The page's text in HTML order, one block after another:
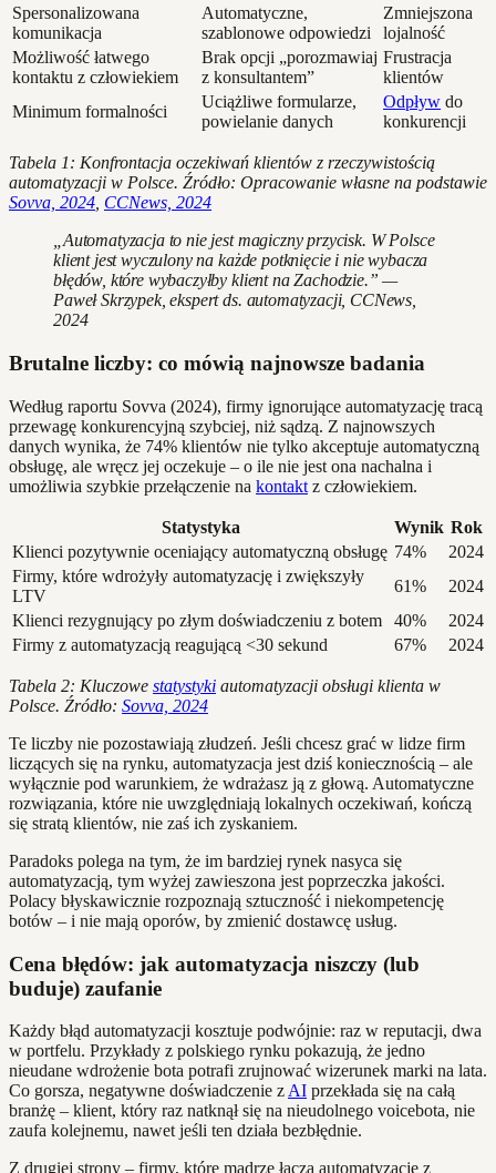
Spersonalizowana
komunikacja
Automatyczne,
szablonowe odpowiedzi
Zmniejszona
lojalność
Możliwość łatwego
kontaktu z człowiekiem
Brak opcji „porozmawiaj
z konsultantem”
Frustracja
klientów
Minimum formalności
Uciążliwe formularze,
powielanie danych
Odpływ do
konkurencji
Tabela 1: Konfrontacja oczekiwań klientów z rzeczywistością
automatyzacji w Polsce. Źródło: Opracowanie własne na podstawie
Sovva, 2024 CCNews, 2024
„Automatyzacja to nie jest magiczny przycisk. W Polsce
klient jest wyczulony na każde potknięcie i nie wybacza
błędów, które wybaczyłby klient na Zachodzie.” —
Paweł Skrzypek, ekspert ds. automatyzacji, CCNews,
2024
Brutalne liczby: co mówią najnowsze badania
Według raportu Sovva (2024), firmy ignorujące automatyzację tracą
przewagę konkurencyjną szybciej, niż sądzą. Z najnowszych
danych wynika, że 74% klientów nie tylko akceptuje automatyczną
obsługę, ale wręcz jej oczekuje – o ile nie jest ona nachalna i
umożliwia szybkie przełączenie na kontakt z człowiekiem.
Statystyka Wynik Rok
Klienci pozytywnie oceniający automatyczną obsługę 74%
2024
Firmy, które wdrożyły automatyzację i zwiększyły
LTV
61%
2024
Klienci rezygnujący po złym doświadczeniu z botem
40%
2024
Firmy z automatyzacją reagującą <30 sekund
67% 2024
Tabela 2: Kluczowe statystyki automatyzacji obsługi klienta w
Polsce. Źródło: Sovva, 2024
Te liczby nie pozostawiają złudzeń. Jeśli chcesz grać w lidze firm
liczących się na rynku, automatyzacja jest dziś koniecznością – ale
wyłącznie pod warunkiem, że wdrażasz ją z głową. Automatyczne
rozwiązania, które nie uwzględniają lokalnych oczekiwań, kończą
się stratą klientów, nie zaś ich zyskaniem.
Paradoks polega na tym, że im bardziej rynek nasyca się
automatyzacją, tym wyżej zawieszona jest poprzeczka jakości.
Polacy błyskawicznie rozpoznają sztuczność i niekompetencję
botów – i nie mają oporów, by zmienić dostawcę usług.
Cena błędów: jak automatyzacja niszczy (lub
buduje) zaufanie
Każdy błąd automatyzacji kosztuje podwójnie: raz w reputacji, dwa
w portfelu. Przykłady z polskiego rynku pokazują, że jedno
nieudane wdrożenie bota potrafi zrujnować wizerunek marki na lata.
Co gorsza, negatywne doświadczenie z AI przekłada się na całą
branżę – klient, który raz natknął się na nieudolnego voicebota, nie
zaufa kolejnemu, nawet jeśli ten działa bezbłędnie.
Z drugiej strony – firmy, które mądrze łączą automatyzację z